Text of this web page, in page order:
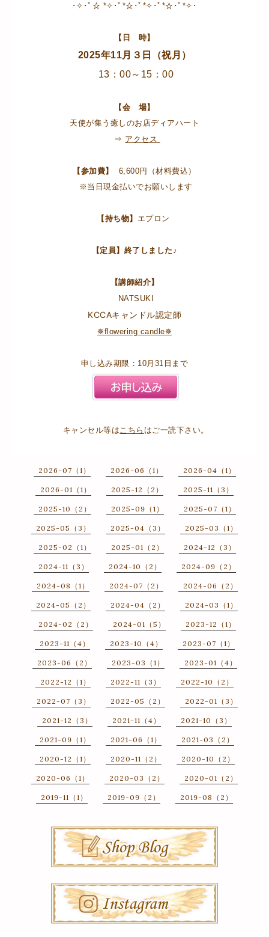
･✧･ﾟ☆ *✧･ﾟ*☆･ﾟ*✧･ﾟ*☆･ﾟ*✧･
【日 時】
2025年11月３日（祝月）
13：00～15：00
【会 場】
天使が集う癒しのお店ディアハート
⇒ アクセス
【参加費】
6,600円（材料費込）
※当日現金払いでお願いします
【持ち物】 エプロン
【定員】終了しました♪
【講師紹介】
NATSUKI
KCCAキャンドル認定師
✵flowering candle✵
申し込み期限：10月31日まで
キャンセル等はこちら はご一読下さい。
2026-07（1） 2026-06（1） 2026-04（1）
2026-01（1） 2025-12（2） 2025-11（3）
2025-10（2） 2025-09（1） 2025-07（1）
2025-05（3） 2025-04（3） 2025-03（1）
2025-02（1） 2025-01（2） 2024-12（3）
2024-11（3） 2024-10（2） 2024-09（2）
2024-08（1） 2024-07（2） 2024-06（2）
2024-05（2） 2024-04（2） 2024-03（1）
2024-02（2） 2024-01（5） 2023-12（1）
2023-11（4） 2023-10（4） 2023-07（1）
2023-06（2） 2023-03（1） 2023-01（4）
2022-12（1） 2022-11（3） 2022-10（2）
2022-07（3） 2022-05（2） 2022-01（3）
2021-12（3） 2021-11（4） 2021-10（3）
2021-09（1） 2021-06（1） 2021-03（2）
2020-12（1） 2020-11（2） 2020-10（2）
2020-06（1） 2020-03（2） 2020-01（2）
2019-11（1） 2019-09（2） 2019-08（2）